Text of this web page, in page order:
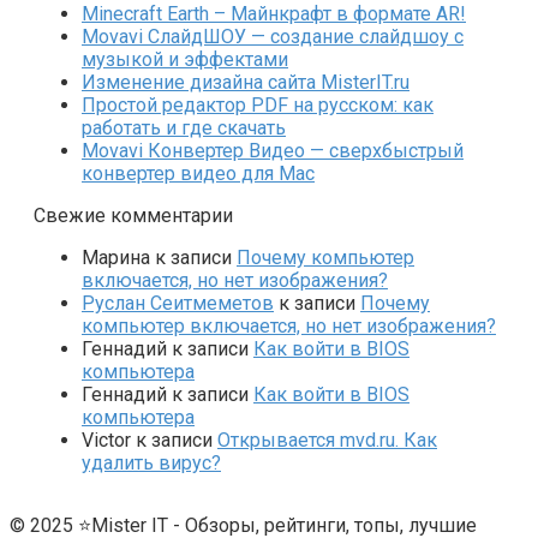
Minecraft Earth – Майнкрафт в формате AR!
Movavi СлайдШОУ — создание слайдшоу с
музыкой и эффектами
Изменение дизайна сайта MisterIT.ru
Простой редактор PDF на русском: как
работать и где скачать
Movavi Конвертер Видео — сверхбыстрый
конвертер видео для Mac
Свежие комментарии
Марина к записи Почему компьютер
включается, но нет изображения?
Руслан Сеитмеметов к записи Почему
компьютер включается, но нет изображения?
Геннадий к записи Как войти в BIOS
компьютера
Геннадий к записи Как войти в BIOS
компьютера
Victor к записи Открывается mvd.ru. Как
удалить вирус?
© 2025 ⭐Mister IT - Обзоры, рейтинги, топы, лучшие